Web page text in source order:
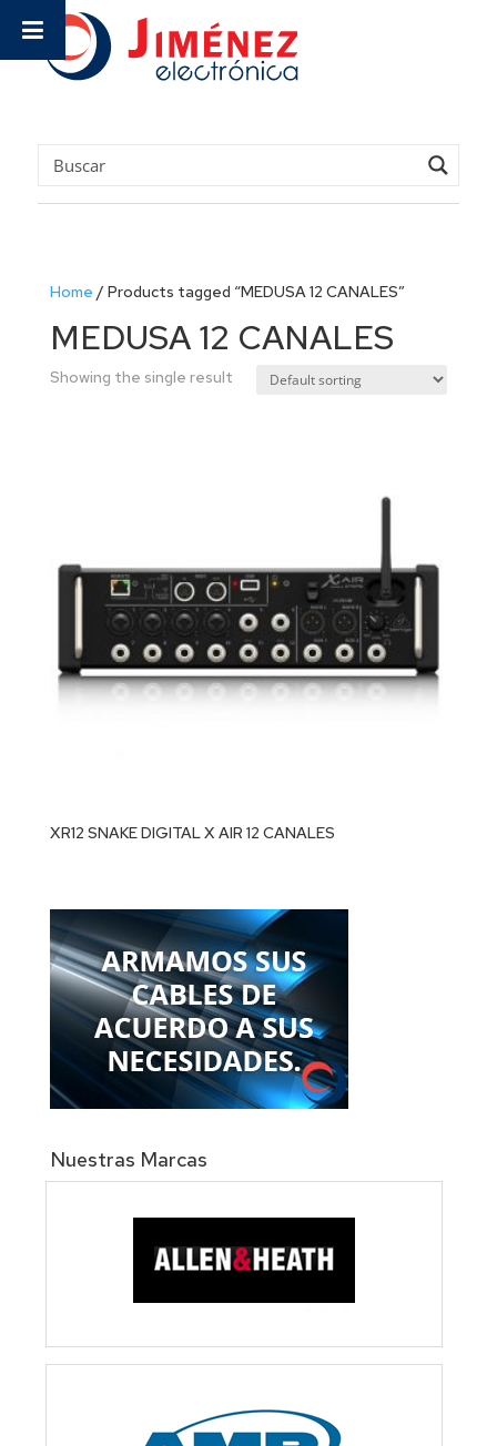
Home / Products tagged “MEDUSA 12 CANALES”
MEDUSA 12 CANALES
Showing the single result
XR12 SNAKE DIGITAL X AIR 12 CANALES
Nuestras Marcas